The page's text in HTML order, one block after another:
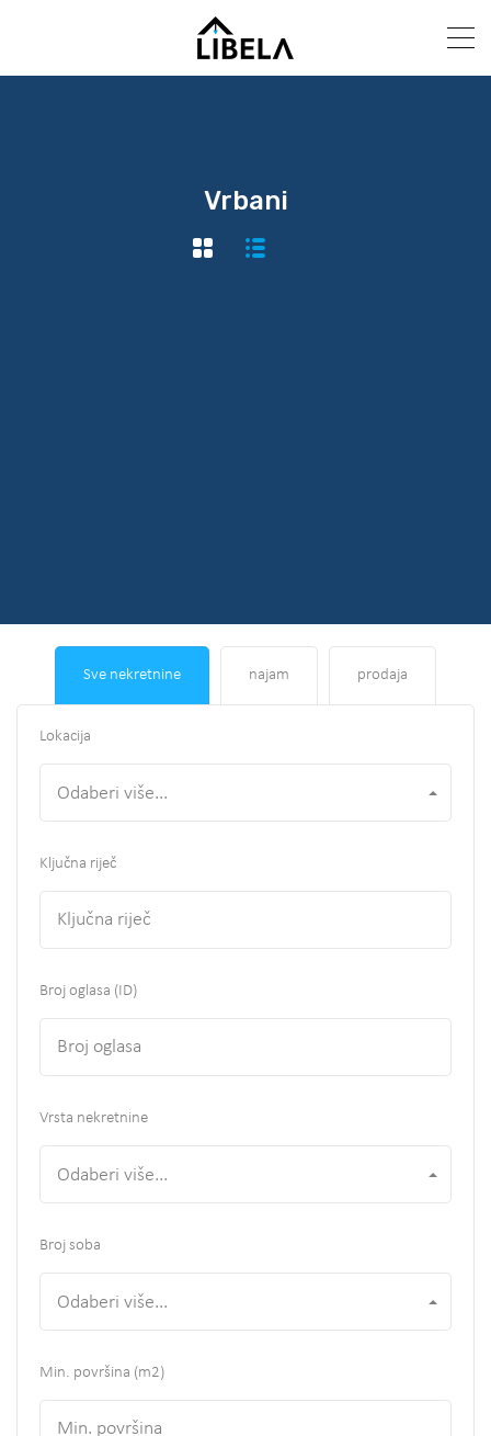
Vrbani
Sve nekretnine najam prodaja
Lokacija
Odaberi više...
Ključna riječ
Broj oglasa (ID)
Vrsta nekretnine
Odaberi više...
Broj soba
Odaberi više...
Min. površina (m2)